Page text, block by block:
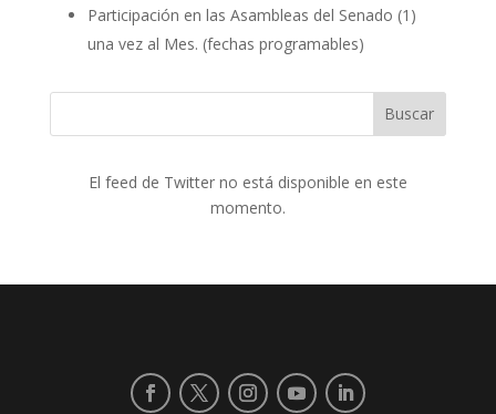
Participación en las Asambleas del Senado (1)
una vez al Mes. (fechas programables)
Buscar
El feed de Twitter no está disponible en este
momento.